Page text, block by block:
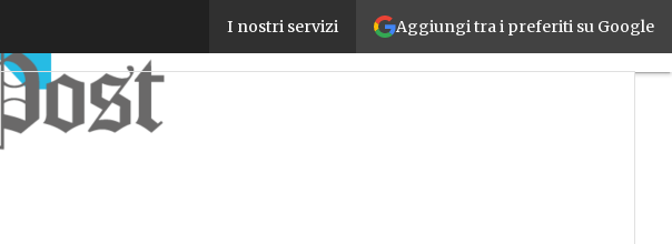
Aggiungi tra i preferiti su Google
I nostri servizi
Digital360, conferme e novità nel nuovo